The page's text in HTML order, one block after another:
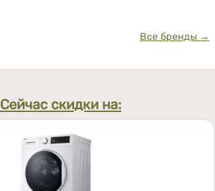
Все бренды →
Сейчас скидки на: